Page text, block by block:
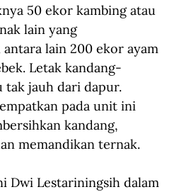
50 ekor kambing atau
lain yang
lain 200 ekor ayam
Letak kandang-
tak jauh dari dapur.
pada unit ini
kandang,
memandikan ternak.
Dwi Lestariningsih dalam